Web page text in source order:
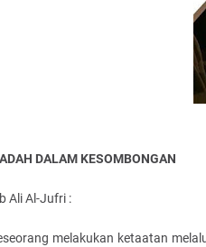
DALAM KESOMBONGAN
Ali Al-Jufri :
melakukan ketaatan